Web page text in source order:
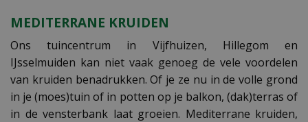
MEDITERRANE KRUIDEN
Ons tuincentrum in Vijfhuizen, Hillegom en
IJsselmuiden kan niet vaak genoeg de vele voordelen
van kruiden benadrukken. Of je ze nu in de volle grond
in je (moes)tuin of in potten op je balkon, (dak)terras of
in de vensterbank laat groeien. Mediterrane kruiden,